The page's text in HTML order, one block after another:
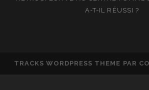
A-T-IL RÉUSSI ?
TRACKS WORDPRESS THEME PAR